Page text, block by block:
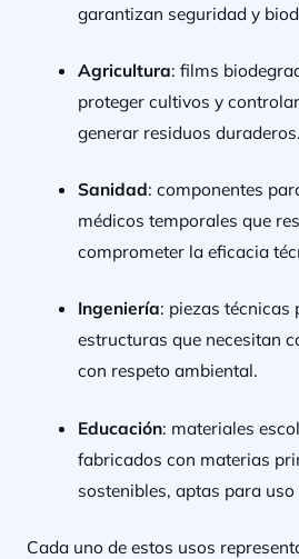
garantizan seguridad y
Agricultura: films
proteger cultivos y
generar residuos duraderos.
Sanidad: componentes
médicos temporales que
comprometer la eficacia
Ingeniería: piezas técnicas
estructuras que necesitan
con respeto ambiental.
Educación: materiales
fabricados con materias
sostenibles, aptas para
Cada uno de estos usos